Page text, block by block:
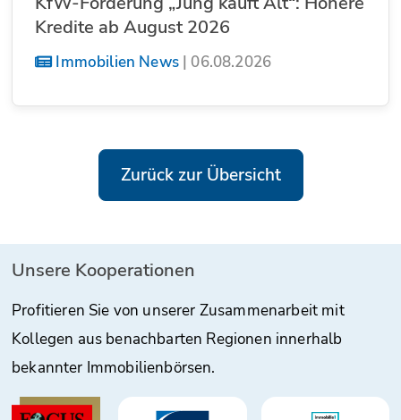
Kredite ab August 2026
Immobilien News| 06.08.2026
Zurück zur Übersicht
Unsere Kooperationen
Profitieren Sie von unserer Zusammenarbeit mit
Kollegen aus benachbarten Regionen innerhalb
bekannter Immobilienbörsen.